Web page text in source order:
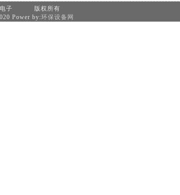
电子 版权所有
Power by:环保设备网